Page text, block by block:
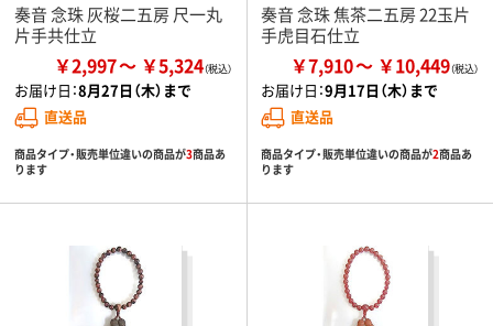
奏音 念珠 灰桜二五房 尺一丸
片手共仕立
￥2,997 ￥5,324
お届け日：8月27日（木）まで
直送品
商品タイプ・販売単位違いの商品が3商品あ
ります
奏音 念珠 焦茶二五房 22玉片
手虎目石仕立
￥7,910 ￥10,449
お届け日：9月17日（木）まで
直送品
商品タイプ・販売単位違いの商品が2商品あ
ります